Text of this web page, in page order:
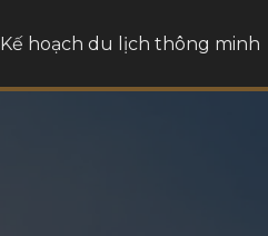
Kế hoạch du lịch thông minh